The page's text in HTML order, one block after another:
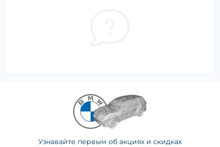
Узнавайте первым об акциях и скидках